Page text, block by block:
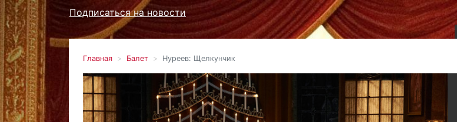
Подписаться на новости
Главная Балет Нуреев: Щелкунчик